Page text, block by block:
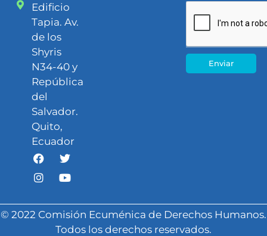
Edificio
Tapia. Av.
de los
Shyris
N34-40 y
República
del
Salvador.
Quito,
Ecuador
Enviar
© 2022 Comisión Ecuménica de Derechos Humanos.
Todos los derechos reservados.